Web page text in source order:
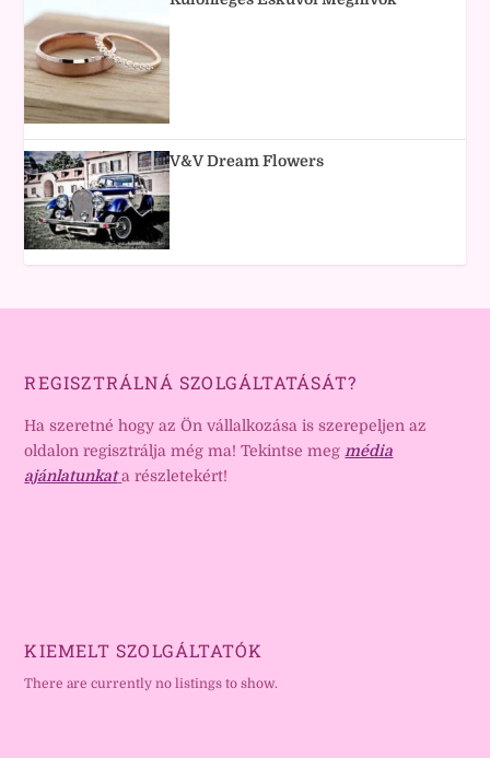
V&V Dream Flowers
REGISZTRÁLNÁ SZOLGÁLTATÁSÁT?
Ha szeretné hogy az Ön vállalkozása is szerepeljen az
oldalon regisztrálja még ma! Tekintse meg média
ajánlatunkat a részletekért!
KIEMELT SZOLGÁLTATÓK
There are currently no listings to show.